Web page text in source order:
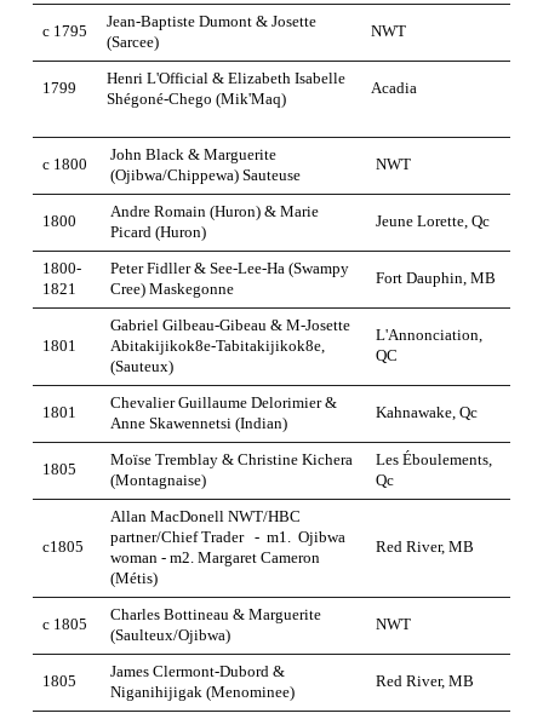
c 1795
Jean-Baptiste Dumont & Josette
(Sarcee)
NWT
1799
Henri L'Official & Elizabeth Isabelle
Shégoné-Chego (Mik'Maq)
Acadia
c 1800
John Black & Marguerite
(Ojibwa/Chippewa) Sauteuse
NWT
1800
Andre Romain (Huron) & Marie
Picard (Huron)
Jeune Lorette, Qc
1800-
1821
Peter Fidller & See-Lee-Ha (Swampy
Cree) Maskegonne
Fort Dauphin, MB
1801
Gabriel Gilbeau-Gibeau & M-Josette
Abitakijikok8e-Tabitakijikok8e,
(Sauteux)
L'Annonciation,
QC
1801
Chevalier Guillaume Delorimier &
Anne Skawennetsi (Indian)
Kahnawake, Qc
1805
Moïse Tremblay & Christine Kichera
(Montagnaise)
Les Éboulements,
Qc
c1805
Allan MacDonell NWT/HBC
partner/Chief Trader - m1. Ojibwa
woman - m2. Margaret Cameron
(Métis)
Red River, MB
c 1805
Charles Bottineau & Marguerite
(Saulteux/Ojibwa)
NWT
1805
James Clermont-Dubord &
Niganihijigak (Menominee)
Red River, MB